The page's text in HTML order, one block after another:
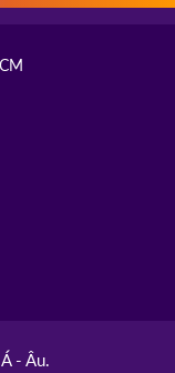
- Âu.